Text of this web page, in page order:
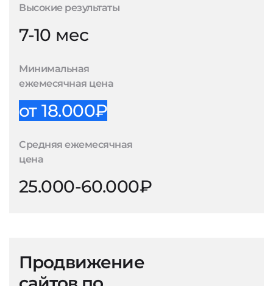
Высокие результаты
7-10 мес
Минимальная
ежемесячная цена
от 18.000₽
Средняя ежемесячная
цена
25.000-60.000₽
Продвижение